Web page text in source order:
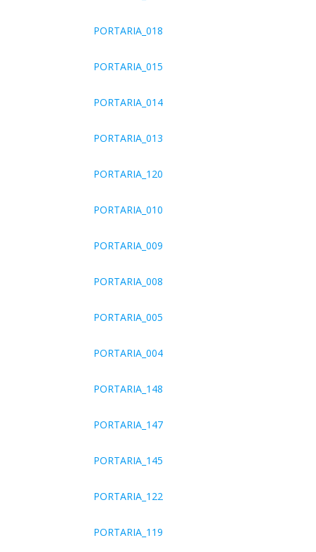
PORTARIA_018
PORTARIA_015
PORTARIA_014
PORTARIA_013
PORTARIA_120
PORTARIA_010
PORTARIA_009
PORTARIA_008
PORTARIA_005
PORTARIA_004
PORTARIA_148
PORTARIA_147
PORTARIA_145
PORTARIA_122
PORTARIA_119